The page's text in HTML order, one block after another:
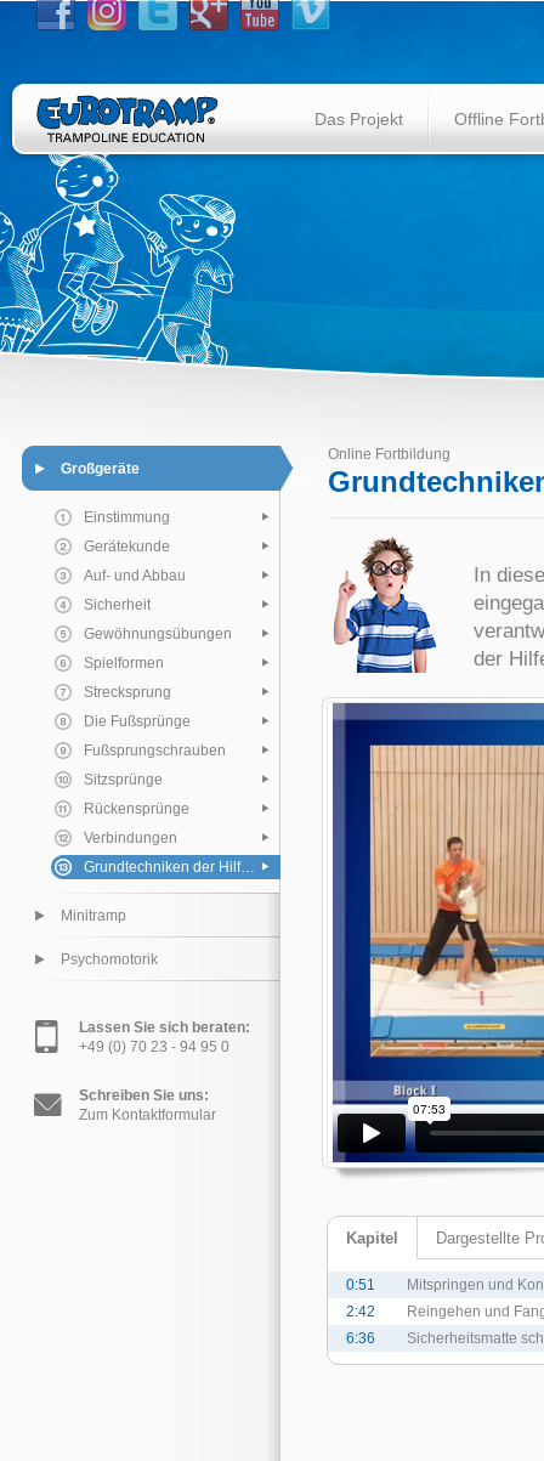
Das Projekt Offline
Großgeräte
Einstimmung
Gerätekunde
Auf- und Abbau
Sicherheit
Gewöhnungsübungen
Spielformen
Strecksprung
Die Fußsprünge
Fußsprungschrauben
Sitzsprünge
Rückensprünge
Verbindungen
Grundtechniken der Hilfeleistungen
Minitramp
Psychomotorik
Lassen Sie sich beraten:
+49 (0) 70 23 - 94 95 0
Schreiben Sie uns:
Zum Kontaktformular
Online Fortbildung
In
der
Kapitel Dargestellte
0:51
Mitspringen und
2:42
Reingehen und
6:36
Sicherheitsmatte